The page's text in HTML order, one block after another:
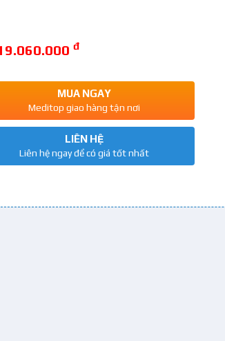
đ
MUA NGAY
Meditop giao hàng tận nơi
LIÊN HỆ
Liên hệ ngay để có giá tốt nhất